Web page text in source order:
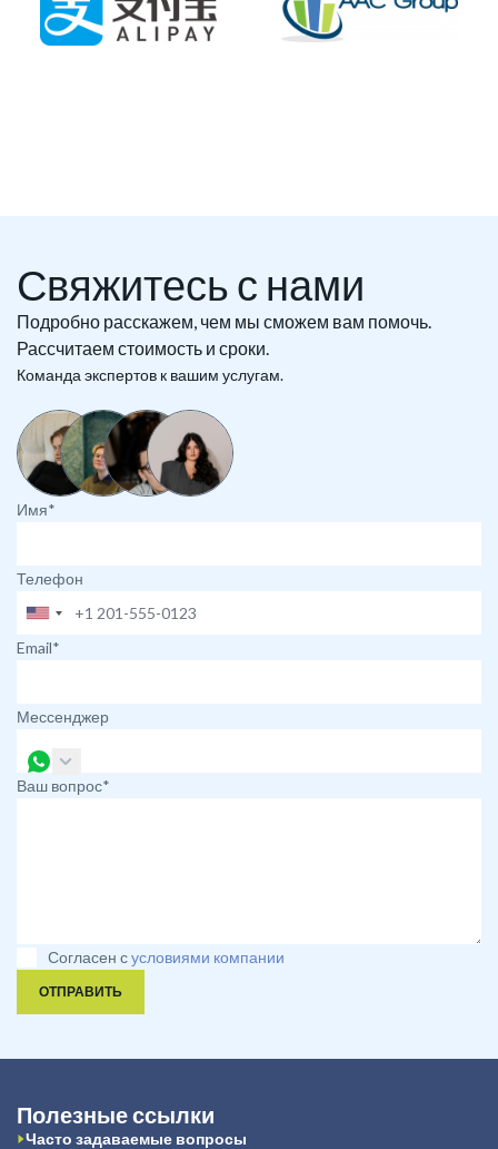
Свяжитесь с нами
Подробно расскажем, чем мы сможем вам помочь.
Рассчитаем стоимость и сроки.
Команда экспертов к вашим услугам.
Имя*
Телефон
Email*
Мессенджер
Ваш вопрос*
Согласен сусловиями компании
ОТПРАВИТЬ
Полезные ссылки
Часто задаваемые вопросы